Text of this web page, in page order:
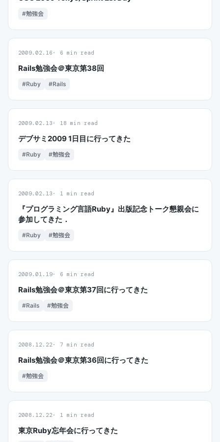
#勉強会
2009.02.16 6 min read
Rails勉強会＠東京第38回
#Ruby #Rails
2009.02.13 18 min read
デブサミ2009 1日目に行ってきた
#Ruby #勉強会
2009.02.13 1 min read
『プログラミング言語Ruby』出版記念トーク懇親会に
参加してきた．
#Ruby #勉強会
2009.01.19 6 min read
Rails勉強会＠東京第37回に行ってきた
#Rails #勉強会
2008.12.22 7 min read
Rails勉強会＠東京第36回に行ってきた
#勉強会
2008.12.22 1 min read
東京Ruby忘年会に行ってきた